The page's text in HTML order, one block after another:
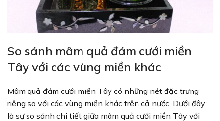
So sánh mâm quả đám cưới miền
Tây với các vùng miền khác
Mâm quả đám cưới miền Tây có những nét đặc trưng
riêng so với các vùng miền khác trên cả nước. Dưới đây
là sự so sánh chi tiết giữa mâm quả cưới miền Tây với